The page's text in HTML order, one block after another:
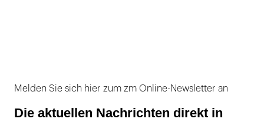
Melden Sie sich hier zum zm Online-Newsletter an
Die aktuellen Nachrichten direkt in